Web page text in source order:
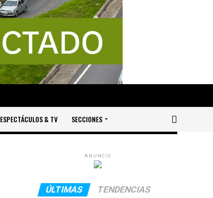
ESPECTÁCULOS & TV SECCIONES
ANUNCIO
ÚLTIMAS TENDENCIAS